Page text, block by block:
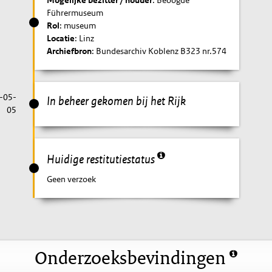
Führermuseum
Rol: museum
Locatie: Linz
Archiefbron: Bundesarchiv Koblenz B323 nr.574
In beheer gekomen bij het Rijk
05-
05
Huidige restitutiestatus
Geen verzoek
Onderzoeksbevindingen